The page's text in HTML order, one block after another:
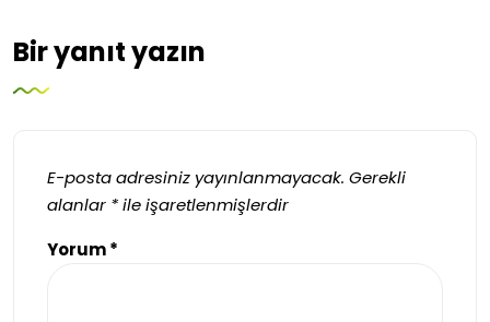
Bir yanıt yazın
E-posta adresiniz yayınlanmayacak. Gerekli
alanlar *ile işaretlenmişlerdir
Yorum*